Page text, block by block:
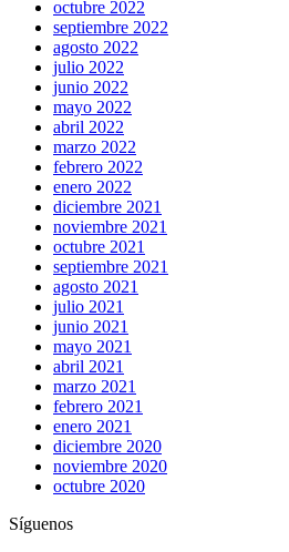
octubre 2022
septiembre 2022
agosto 2022
julio 2022
junio 2022
mayo 2022
abril 2022
marzo 2022
febrero 2022
enero 2022
diciembre 2021
noviembre 2021
octubre 2021
septiembre 2021
agosto 2021
julio 2021
junio 2021
mayo 2021
abril 2021
marzo 2021
febrero 2021
enero 2021
diciembre 2020
noviembre 2020
octubre 2020
Síguenos